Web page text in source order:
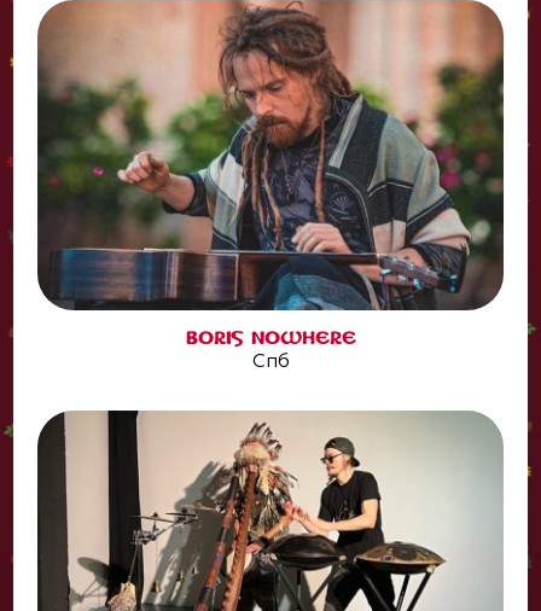
BORIS NOWHERE
Спб